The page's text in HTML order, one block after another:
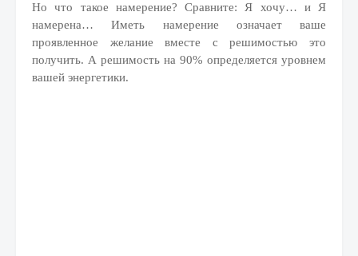
Но что такое намерение? Сравните: Я хочу… и Я
намерена… Иметь намерение означает ваше
проявленное желание вместе с решимостью это
получить. А решимость на 90% определяется уровнем
вашей энергетики.